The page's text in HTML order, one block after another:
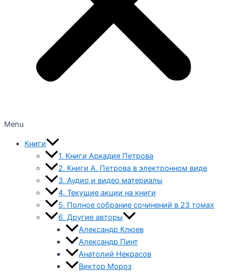
Menu
Книги
1. Книги Аркадия Петрова
2. Книги А. Петрова в электронном виде
3. Аудио и видео материалы
4. Текущие акции на книги
5. Полное собрание сочинений в 23 томах
6. Другие авторы
Александр Клюев
Александр Пинт
Анатолий Некрасов
Виктор Мороз